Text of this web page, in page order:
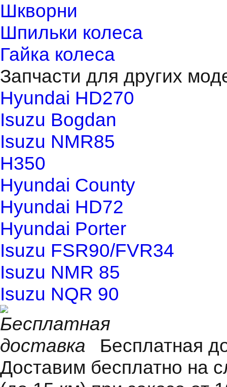
Шкворни
Шпильки колеса
Гайка колеса
Запчасти для других
Hyundai HD270
Isuzu Bogdan
Isuzu NMR85
H350
Hyundai County
Hyundai HD72
Hyundai Porter
Isuzu FSR90/FVR34
Isuzu NMR 85
Isuzu NQR 90
Бесплатная
Доставим бесплатно на